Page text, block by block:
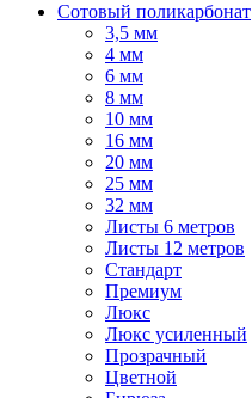
Сотовый поликарбонат
3,5 мм
4 мм
6 мм
8 мм
10 мм
16 мм
20 мм
25 мм
32 мм
Листы 6 метров
Листы 12 метров
Стандарт
Премиум
Люкс
Люкс усиленный
Прозрачный
Цветной